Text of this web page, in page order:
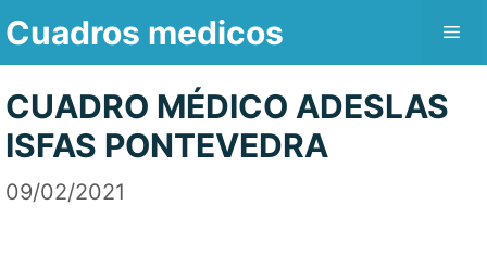
Saltar
contenido
Cuadros medicos
CUADRO MÉDICO ADESLAS
ISFAS PONTEVEDRA
09/02/2021